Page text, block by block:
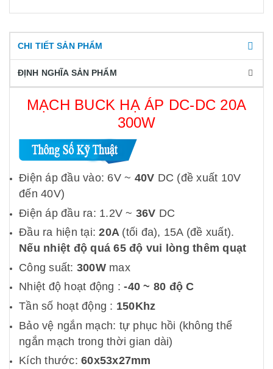
CHI TIẾT SẢN PHẨM
ĐỊNH NGHĨA SẢN PHẨM
MẠCH BUCK HẠ ÁP DC-DC 20A
300W
Điện áp đầu vào: 6V ~ 40V DC (đề xuất 10V
đến 40V)
Điện áp đầu ra: 1.2V ~ 36V DC
Đầu ra hiện tại:20A (tối đa), 15A (đề xuất).
Nếu nhiệt độ quá 65 độ vui lòng thêm quạt
Công suất: 300W max
Nhiệt độ hoạt động :-40 ~ 80 độ C
Tần số hoạt động : 150Khz
Bảo vệ ngắn mạch: tự phục hồi (không thể
ngắn mạch trong thời gian dài)
Kích thước: 60x53x27mm